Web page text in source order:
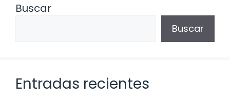
Buscar
Buscar
Entradas recientes